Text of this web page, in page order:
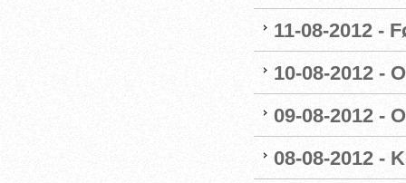
11-08-2012 -
10-08-2012 -
09-08-2012 -
08-08-2012 -